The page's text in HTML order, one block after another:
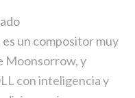
un compositor muy
Moonsorrow, y
con inteligencia y